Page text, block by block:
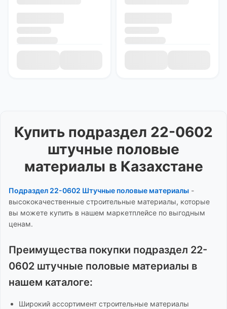
Купить подраздел 22-0602
штучные половые
материалы в Казахстане
Подраздел 22-0602 Штучные половые материалы -
высококачественные строительные материалы, которые
вы можете купить в нашем маркетплейсе по выгодным
ценам.
Преимущества покупки подраздел 22-
0602 штучные половые материалы в
нашем каталоге:
Широкий ассортимент строительные материалы